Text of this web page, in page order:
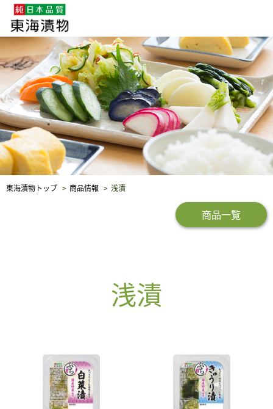
企業・採用情報 社会貢献 品質保証
東海漬物トップ 商品情報 浅漬
商品一覧
浅漬